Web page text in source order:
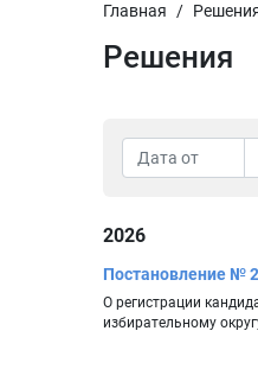
Главная /
Решения
2026
Постановление №
О регистрации
избирательному